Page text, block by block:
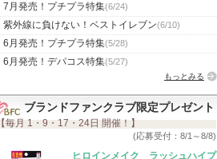
7月発売！プチプラ特集(6/24)
紫外線に負けない！ベストイレブン(6/10)
6月発売！プチプラ特集(5/28)
6月発売！デパコス特集(5/27)
もっとみる
ブランドファンクラブ限定プレゼント
【毎月 1・9・17・24日 開催！】
(応募受付：8/1～8/8)
ヒロインメイク ラッシュハイプ